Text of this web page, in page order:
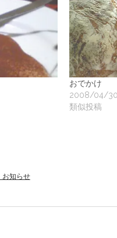
ア
ク
ト
おでかけ
2008/04/30
類似投稿
お知らせ